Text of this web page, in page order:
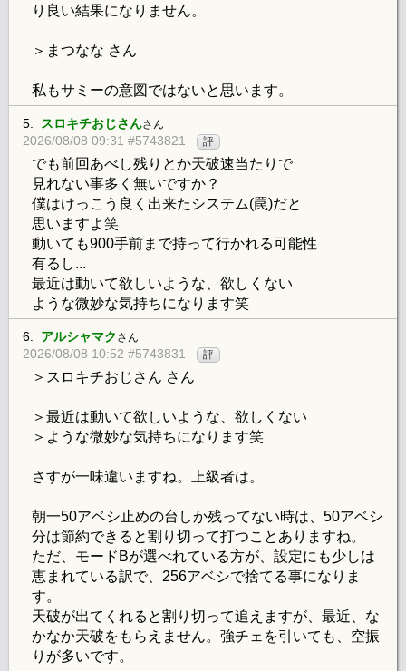
り良い結果になりません。
＞まつなな さん
私もサミーの意図ではないと思います。
5. スロキチおじさんさん
2026/08/08 09:31 #5743821 評
でも前回あべし残りとか天破速当たりで
見れない事多く無いですか？
僕はけっこう良く出来たシステム(罠)だと
思いますよ笑
動いても900手前まで持って行かれる可能性
有るし...
最近は動いて欲しいような、欲しくない
ような微妙な気持ちになります笑
6. アルシャマク さん
2026/08/08 10:52 #5743831 評
＞スロキチおじさん さん
＞最近は動いて欲しいような、欲しくない
＞ような微妙な気持ちになります笑
さすが一味違いますね。上級者は。
朝一50アベシ止めの台しか残ってない時は、50アベシ
分は節約できると割り切って打つことありますね。
ただ、モードBが選べれている方が、設定にも少しは
恵まれている訳で、256アベシで捨てる事になりま
す。
天破が出てくれると割り切って追えますが、最近、な
かなか天破をもらえません。強チェを引いても、空振
りが多いです。